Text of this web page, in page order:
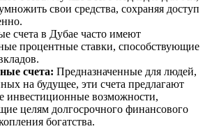
свои средства, сохраняя доступ
счета в Дубае часто имеют
процентные ставки, способствующие
счета: Предназначенные для людей,
на будущее, эти счета предлагают
инвестиционные возможности,
целям долгосрочного финансового
богатства.